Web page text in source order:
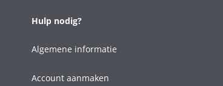
Hulp nodig?
Algemene informatie
Account aanmaken